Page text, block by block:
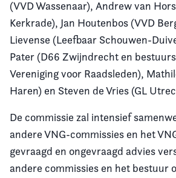
(VVD Wassenaar), Andrew van
Kerkrade), Jan Houtenbos (VVD
Lievense (Leefbaar Schouwen-
Pater (D66 Zwijndrecht en
Vereniging voor Raadsleden),
Haren) en Steven de Vries (GL
De commissie zal intensief
andere VNG-commissies en het
gevraagd en ongevraagd advies
andere commissies en het bestuur